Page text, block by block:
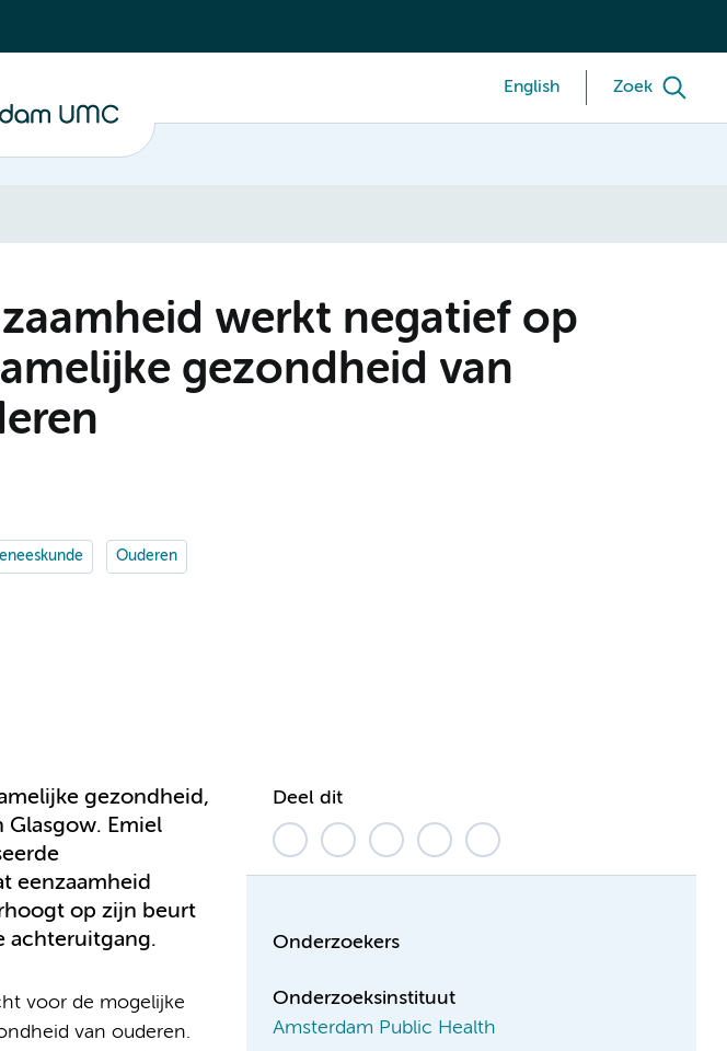
English Zoek
werkt negatief op
gezondheid van
Ouderen
gezondheid,
Glasgow. Emiel
eenzaamheid
op zijn beurt
achteruitgang.
voor de mogelijke
van ouderen.
Deel dit
Onderzoekers
Onderzoeksinstituut
Amsterdam Public Health